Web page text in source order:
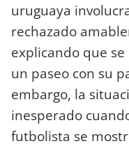
uruguaya
rechazado
explicando que
un paseo con su
embargo, la
inesperado
futbolista se